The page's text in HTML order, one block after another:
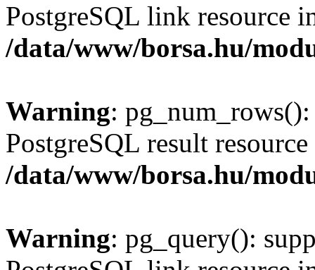
PostgreSQL link resource
/data/www/borsa.hu/
Warning:
PostgreSQL result
/data/www/borsa.hu/
Warning: pg_query():